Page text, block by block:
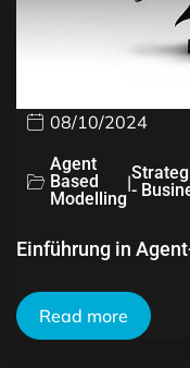
08/10/2024
Agent
Based
Modelling
|-
Einführung in
Read more